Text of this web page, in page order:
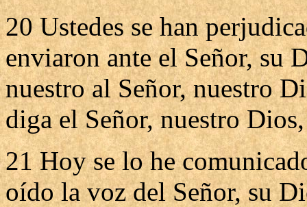
20 Ustedes se han
enviaron ante el Señor, su
nuestro al Señor, nuestro
diga el Señor, nuestro
21 Hoy se lo he
oído la voz del Señor, su